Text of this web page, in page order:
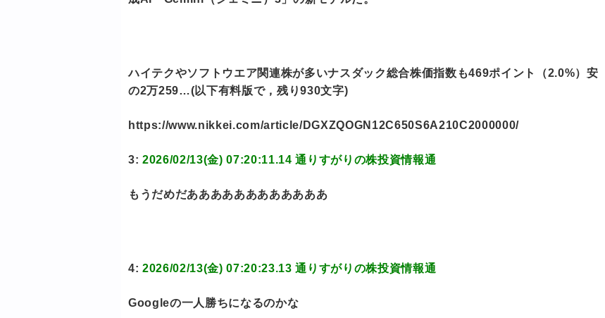
ハイテクやソフトウエア関連株が多いナスダック総合株価指数も469ポイント（2.0%）安
の2万259…(以下有料版で，残り930文字)
https://www.nikkei.com/article/DGXZQOGN12C650S6A210C2000000/
3: 2026/02/13(金) 07:20:11.14 通りすがりの株投資情報通
もうだめだああああああああああああ
4: 2026/02/13(金) 07:20:23.13 通りすがりの株投資情報通
Googleの一人勝ちになるのかな